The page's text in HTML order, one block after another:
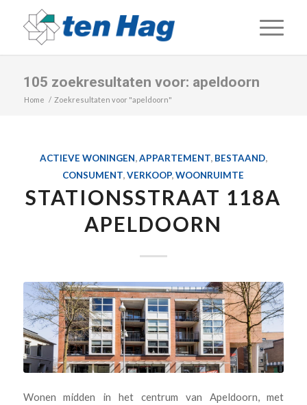
105 zoekresultaten voor: apeldoorn
Home / Zoekresultaten voor "apeldoorn"
ACTIEVE WONINGEN,APPARTEMENT, BESTAAND,
CONSUMENT,VERKOOP,WOONRUIMTE
STATIONSSTRAAT 118A
APELDOORN
Wonen midden in het centrum van Apeldoorn, met